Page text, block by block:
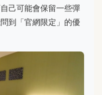
己可能會保留一些彈
到「官網限定」的優